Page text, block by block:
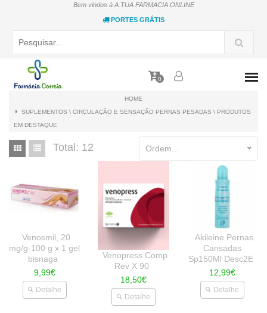
Bem vindos à A TUA FARMACIA ONLINE
PORTES GRÁTIS
0
HOME
SUPLEMENTOS \ CIRCULAÇÃO E SENSAÇÃO PERNAS PESADAS \ PRODUTOS
EM DESTAQUE
Total: 12 Ordem...
Venosmil, 20
mg/g-100 g x 1 gel
bisnaga
9,99€
Detalhe
Venopress Comp
Rev X 90
18,50€
Detalhe
Akileine Pernas
Cansadas
Sp150Ml Desc2E
12,99€
Detalhe